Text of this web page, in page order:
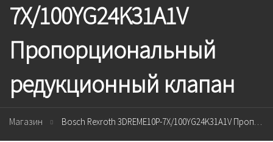
7X/100YG24K31A1V
Пропорциональный
редукционный клапан
Магазин Bosch Rexroth 3DREME10P-7X/100YG24K31A1V Пропорциональный редукционный клапан